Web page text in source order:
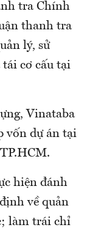
tra Chính
thanh tra
lý, sử
cơ cấu tại
Vinataba
vốn dự án tại
hiện đánh
về quản
làm trái chỉ